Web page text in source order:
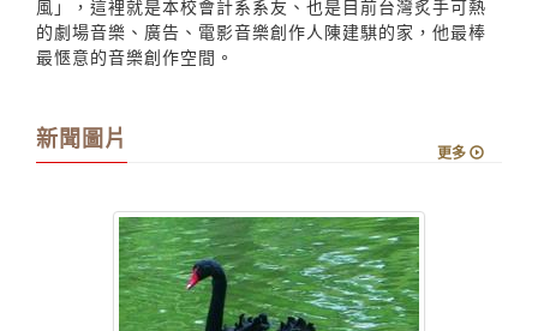
風」，這裡就是本校會計系系友、也是目前台灣炙手可熱
的劇場音樂、廣告、電影音樂創作人陳建騏的家，他最棒
最愜意的音樂創作空間。
新聞圖片
更多